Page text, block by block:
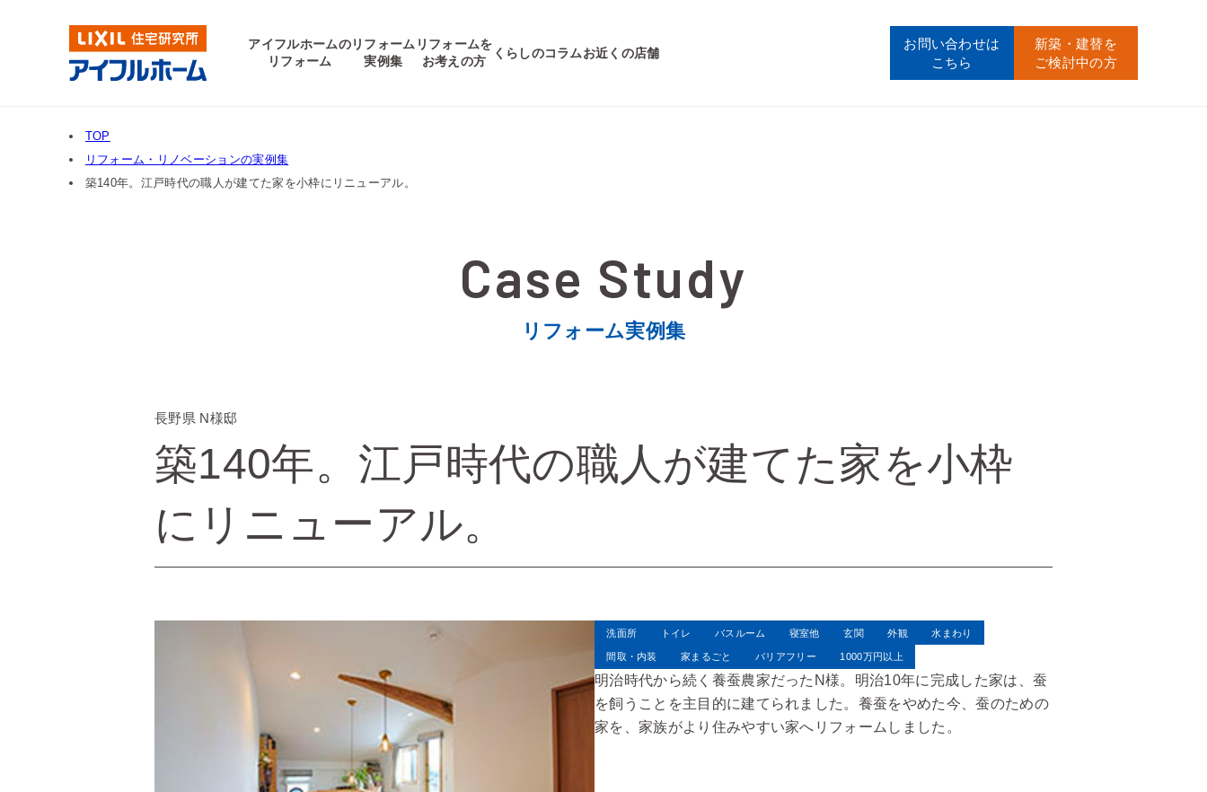
アイフルホームの
リフォーム
リフォーム
実例集
リフォームを
お考えの方
くらしのコラムお近くの店舗
お問い合わせは
こちら
新築・建替を
ご検討中の方
TOP
リフォーム・リノベーションの実例集
築140年。江戸時代の職人が建てた家を小枠にリニューアル。
リフォーム実例集
長野県 N様邸
築140年。江戸時代の職人が建てた家を小枠
にリニューアル。
洗面所 トイレ バスルーム 寝室他 玄関 外観 水まわり
間取・内装 家まるごと バリアフリー 1000万円以上
明治時代から続く養蚕農家だったN様。明治10年に完成した家は、蚕
を飼うことを主目的に建てられました。養蚕をやめた今、蚕のための
家を、家族がより住みやすい家へリフォームしました。